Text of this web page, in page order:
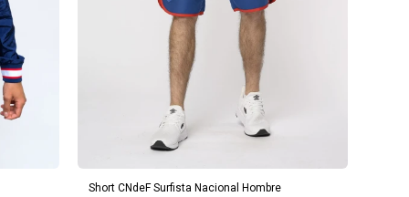
Short CNdeF Surfista Nacional Hombre
AGREGAR AL CARRITO